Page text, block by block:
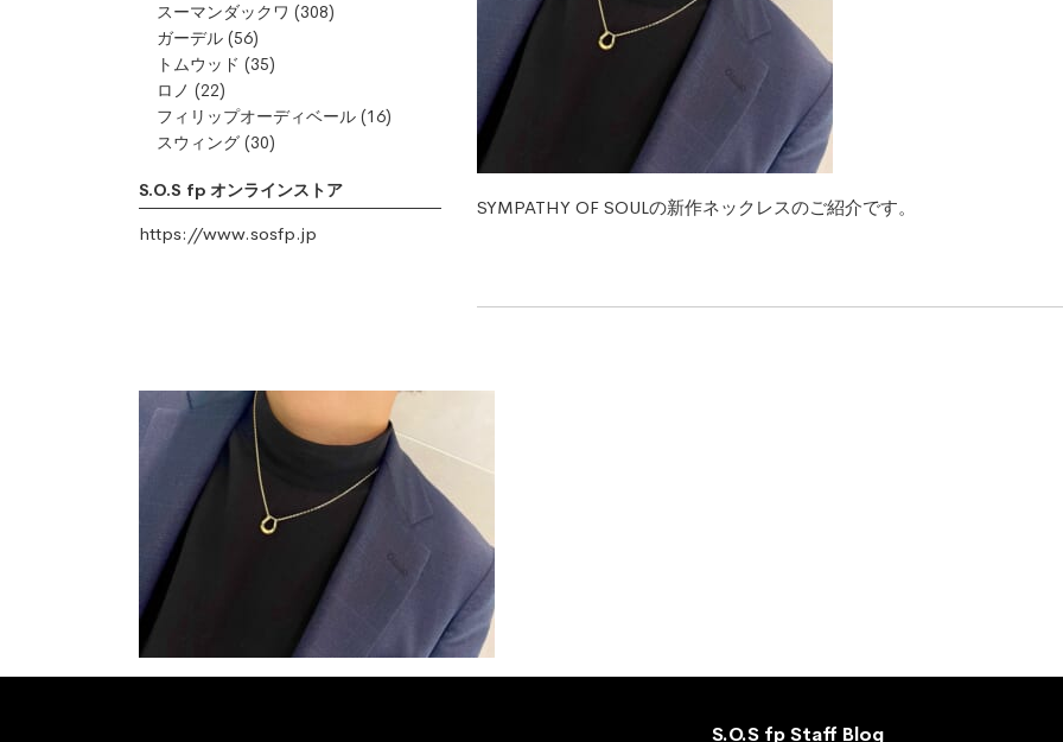
スーマンダックワ (308)
ガーデル (56)
トムウッド (35)
ロノ (22)
フィリップオーディベール (16)
スウィング (30)
S.O.S fp オンラインストア
https://www.sosfp.jp
SYMPATHY OF SOULの新作ネックレスのご紹介です。
S.O.S fp Staff Blog